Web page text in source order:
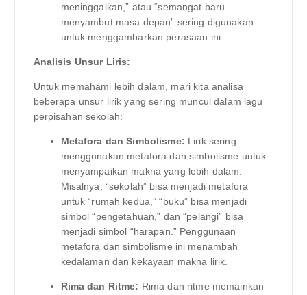
meninggalkan,” atau “semangat baru
menyambut masa depan” sering digunakan
untuk menggambarkan perasaan ini.
Analisis Unsur Liris:
Untuk memahami lebih dalam, mari kita analisa
beberapa unsur lirik yang sering muncul dalam lagu
perpisahan sekolah:
Metafora dan Simbolisme: Lirik sering
menggunakan metafora dan simbolisme untuk
menyampaikan makna yang lebih dalam.
Misalnya, “sekolah” bisa menjadi metafora
untuk “rumah kedua,” “buku” bisa menjadi
simbol “pengetahuan,” dan “pelangi” bisa
menjadi simbol “harapan.” Penggunaan
metafora dan simbolisme ini menambah
kedalaman dan kekayaan makna lirik.
Rima dan Ritme: Rima dan ritme memainkan